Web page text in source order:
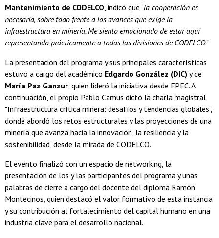
Mantenimiento de CODELCO, indicó que "la cooperación es
necesaria, sobre todo frente a los avances que exige la
infraestructura en minería. Me siento emocionado de estar aquí
representando prácticamente a todas las divisiones de CODELCO."
La presentación del programa y sus principales características
estuvo a cargo del académico Edgardo González (DIC) y de
María Paz Ganzur, quien lideró la iniciativa desde EPEC. A
continuación, el propio Pablo Camus dictó la charla magistral
"Infraestructura crítica minera: desafíos y tendencias globales",
donde abordó los retos estructurales y las proyecciones de una
minería que avanza hacia la innovación, la resiliencia y la
sostenibilidad, desde la mirada de CODELCO.
El evento finalizó con un espacio de networking, la
presentación de los y las participantes del programa y unas
palabras de cierre a cargo del docente del diploma Ramón
Montecinos, quien destacó el valor formativo de esta instancia
y su contribución al fortalecimiento del capital humano en una
industria clave para el desarrollo nacional.